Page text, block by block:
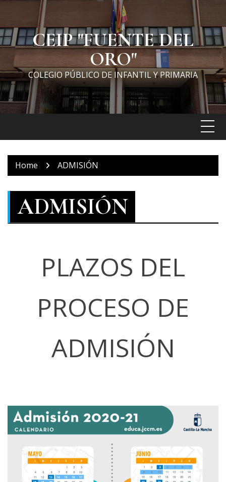
content CEIP "FUENTE DEL
ORO"
COLEGIO PÚBLICO DE INFANTIL Y PRIMARIA
Home ADMISIÓN
ADMISIÓN
PLAZOS DEL
PROCESO DE
ADMISIÓN